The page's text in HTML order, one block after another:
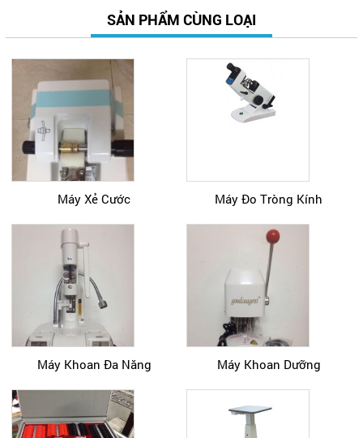
SẢN PHẨM CÙNG LOẠI
Máy Xẻ Cước Máy Đo Tròng Kính
Máy Khoan Đa Năng Máy Khoan Dưỡng